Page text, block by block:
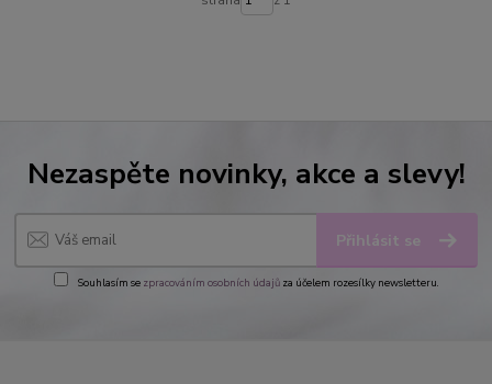
Nezaspěte novinky, akce a slevy!
Přihlásit se
Souhlasím se zpracováním osobních údajůza účelem rozesílky newsletteru.